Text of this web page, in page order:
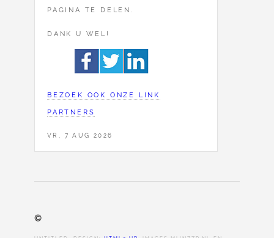
PAGINA TE DELEN.
DANK U WEL!
BEZOEK OOK ONZE LINK
PARTNERS
VR, 7 AUG 2026
©